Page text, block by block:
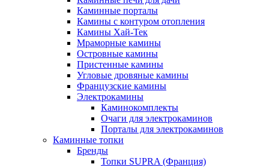
Каминные порталы
Камины с контуром отопления
Камины Хай-Тек
Мраморные камины
Островные камины
Пристенные камины
Угловые дровяные камины
Французские камины
Электрокамины
Каминокомплекты
Очаги для электрокаминов
Порталы для электрокаминов
Каминные топки
Бренды
Топки SUPRA (Франция)